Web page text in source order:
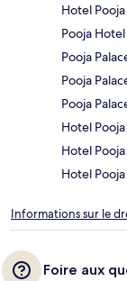
Hotel
Pooja Hotel
Pooja
Pooja
Pooja
Hotel
Hotel
Hotel
Informations sur le
Foire aux